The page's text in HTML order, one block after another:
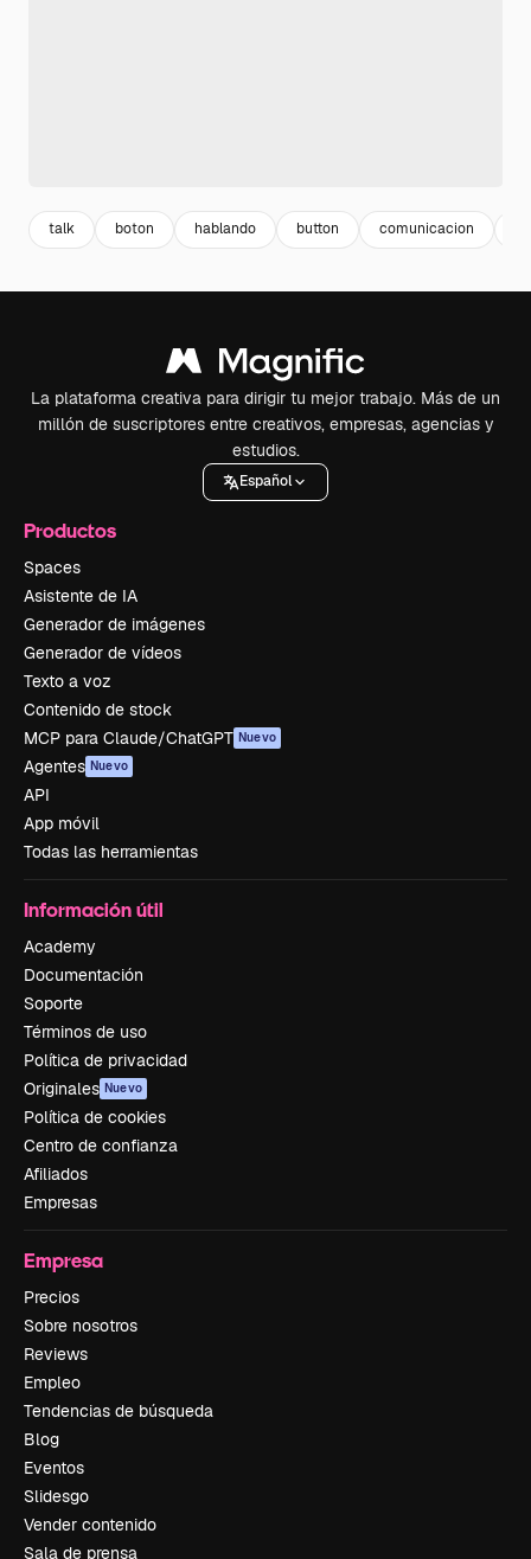
talk boton hablando button comunicacion
La plataforma creativa para dirigir tu mejor trabajo. Más de un
millón de suscriptores entre creativos, empresas, agencias y
estudios.
Español
Productos
Spaces
Asistente de IA
Generador de imágenes
Generador de vídeos
Texto a voz
Contenido de stock
MCP para Claude/ChatGPT Nuevo
Agentes Nuevo
API
App móvil
Todas las herramientas
Información útil
Academy
Documentación
Soporte
Términos de uso
Política de privacidad
Originales Nuevo
Política de cookies
Centro de confianza
Afiliados
Empresas
Empresa
Precios
Sobre nosotros
Reviews
Empleo
Tendencias de búsqueda
Blog
Eventos
Slidesgo
Vender contenido
Sala de prensa